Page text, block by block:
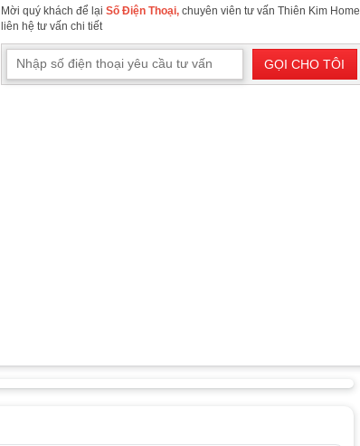
Mời quý khách để lại Số Điện Thoại, chuyên viên tư vấn Thiên Kim Home
liên hệ tư vấn chi tiết
GỌI CHO TÔI